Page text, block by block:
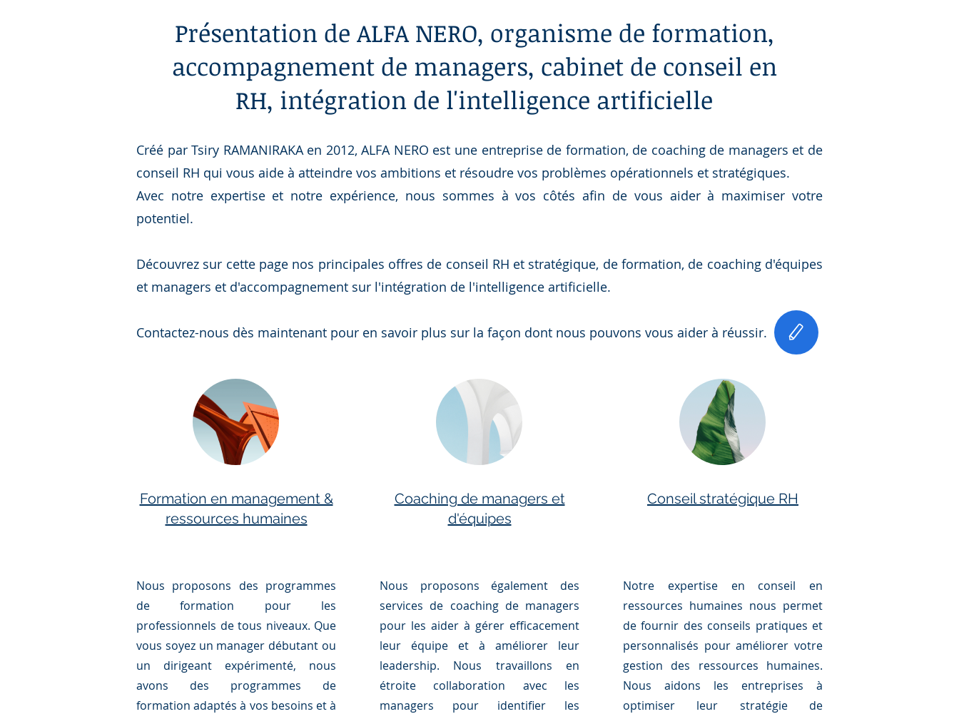
Présentation de ALFA NERO, organisme de formation,
accompagnement de managers, cabinet de conseil en
RH, intégration de l'intelligence artificielle
Créé par Tsiry RAMANIRAKA en 2012, ALFA NERO est une entreprise de formation, de coaching de managers et de
conseil RH qui vous aide à atteindre vos ambitions et résoudre vos problèmes opérationnels et stratégiques.
Avec notre expertise et notre expérience, nous sommes à vos côtés afin de vous aider à maximiser votre
potentiel.
Découvrez sur cette page nos principales offres de conseil RH et stratégique, de formation, de coaching d'équipes
et managers et d'accompagnement sur l'intégration de l'intelligence artificielle.
Contactez-nous dès maintenant pour en savoir plus sur la façon dont nous pouvons vous aider à réussir.
Formation en management &
ressources humaines
Coaching de managers et
d'équipes
Conseil stratégique RH
Nous proposons des programmes
de formation pour les
professionnels de tous niveaux. Que
vous soyez un manager débutant ou
un dirigeant expérimenté, nous
avons des programmes de
formation adaptés à vos besoins et à
Nous proposons également des
services de coaching de managers
pour les aider à gérer efficacement
leur équipe et à améliorer leur
leadership. Nous travaillons en
étroite collaboration avec les
managers pour identifier les
Notre expertise en conseil en
ressources humaines nous permet
de fournir des conseils pratiques et
personnalisés pour améliorer votre
gestion des ressources humaines.
Nous aidons les entreprises à
optimiser leur stratégie de